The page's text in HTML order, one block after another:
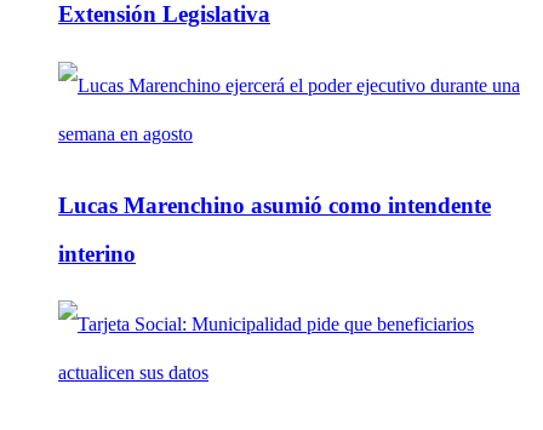
Extensión Legislativa
Lucas Marenchino asumió como intendente
interino